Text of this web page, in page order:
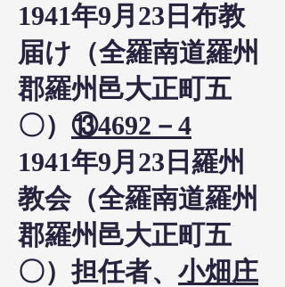
1941年9月23日布教
届け（全羅南道羅州
郡羅州邑大正町五
〇） ⑬4692－4
1941年9月23日羅州
教会（全羅南道羅州
郡羅州邑大正町五
〇）担任者、 小畑庄